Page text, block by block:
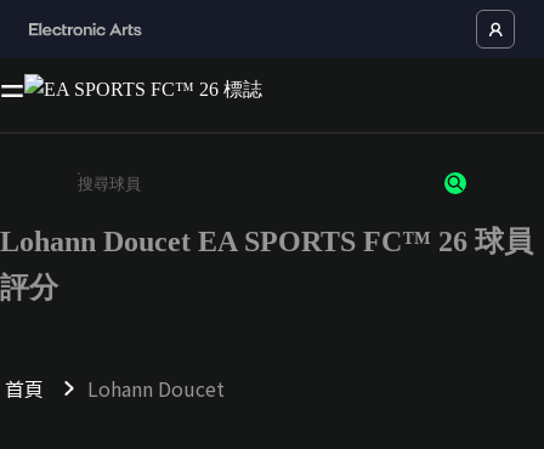
請輸入至少 3 個字元或數字
Lohann Doucet EA SPORTS FC™ 26 球員
評分
首頁 Lohann Doucet